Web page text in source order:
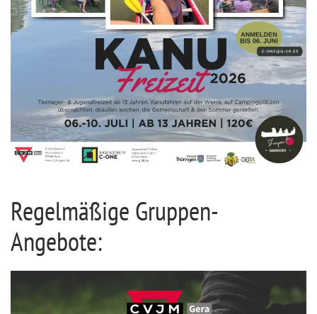
HIER GEHT´S ZUR ANMELDUNG
Regelmäßige Gruppen-
Angebote: